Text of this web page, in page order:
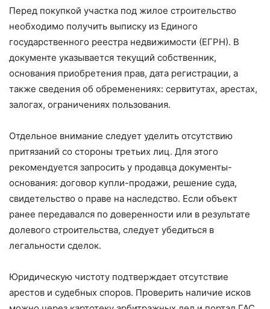
Перед покупкой участка под жилое строительство
необходимо получить выписку из Единого
государственного реестра недвижимости (ЕГРН). В
документе указывается текущий собственник,
основания приобретения прав, дата регистрации, а
также сведения об обременениях: сервитутах, арестах,
залогах, ограничениях пользования.
Отдельное внимание следует уделить отсутствию
притязаний со стороны третьих лиц. Для этого
рекомендуется запросить у продавца документы-
основания: договор купли-продажи, решение суда,
свидетельство о праве на наследство. Если объект
ранее передавался по доверенности или в результате
долевого строительства, следует убедиться в
легальности сделок.
Юридическую чистоту подтверждает отсутствие
арестов и судебных споров. Проверить наличие исков